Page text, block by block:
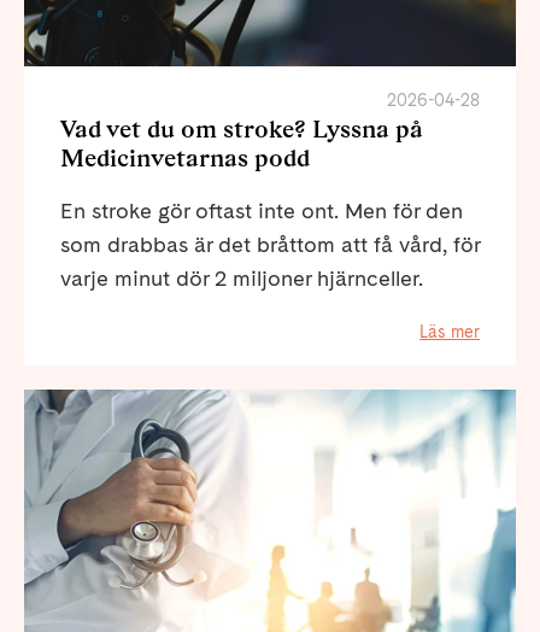
2026-04-28
Vad vet du om stroke? Lyssna på
Medicinvetarnas podd
En stroke gör oftast inte ont. Men för den
som drabbas är det bråttom att få vård, för
varje minut dör 2 miljoner hjärnceller.
Läs mer